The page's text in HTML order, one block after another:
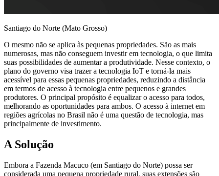
Santiago do Norte (Mato Grosso)
O mesmo não se aplica às pequenas propriedades. São as mais
numerosas, mas não conseguem investir em tecnologia, o que limita
suas possibilidades de aumentar a produtividade. Nesse contexto, o
plano do governo visa trazer a tecnologia IoT e torná-la mais
acessível para essas pequenas propriedades, reduzindo a distância
em termos de acesso à tecnologia entre pequenos e grandes
produtores. O principal propósito é equalizar o acesso para todos,
melhorando as oportunidades para ambos. O acesso à internet em
regiões agrícolas no Brasil não é uma questão de tecnologia, mas
principalmente de investimento.
A Solução
Embora a Fazenda Macuco (em Santiago do Norte) possa ser
considerada uma pequena propriedade rural, suas extensões são